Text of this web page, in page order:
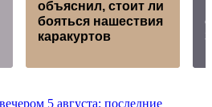
объяснил, стоит ли
бояться нашествия
каракуртов
5 августа: последние